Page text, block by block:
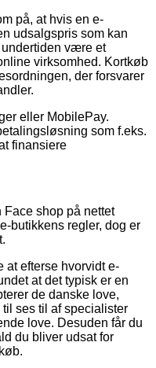
på, at hvis en e-
udsalgspris som kan
være et
virksomhed. Kortkøb
der forsvarer
eller MobilePay.
som f.eks.
finansiere
Face shop på nettet
butikkens regler, dog er
at efterse hvorvidt e-
at det typisk er en
de danske love,
ses til af specialister
love. Desuden får du
du bliver udsat for